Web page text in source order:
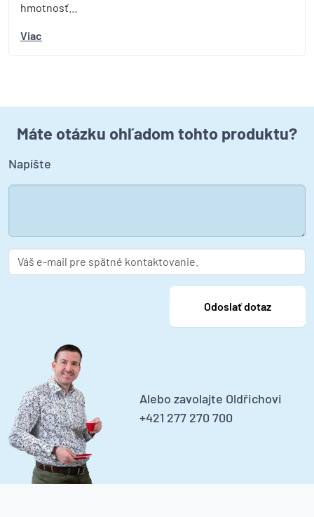
hmotnosť…
Viac
Máte otázku ohľadom tohto produktu?
Alebo zavolajte Oldřichovi
+421 277 270 700
Napíšte